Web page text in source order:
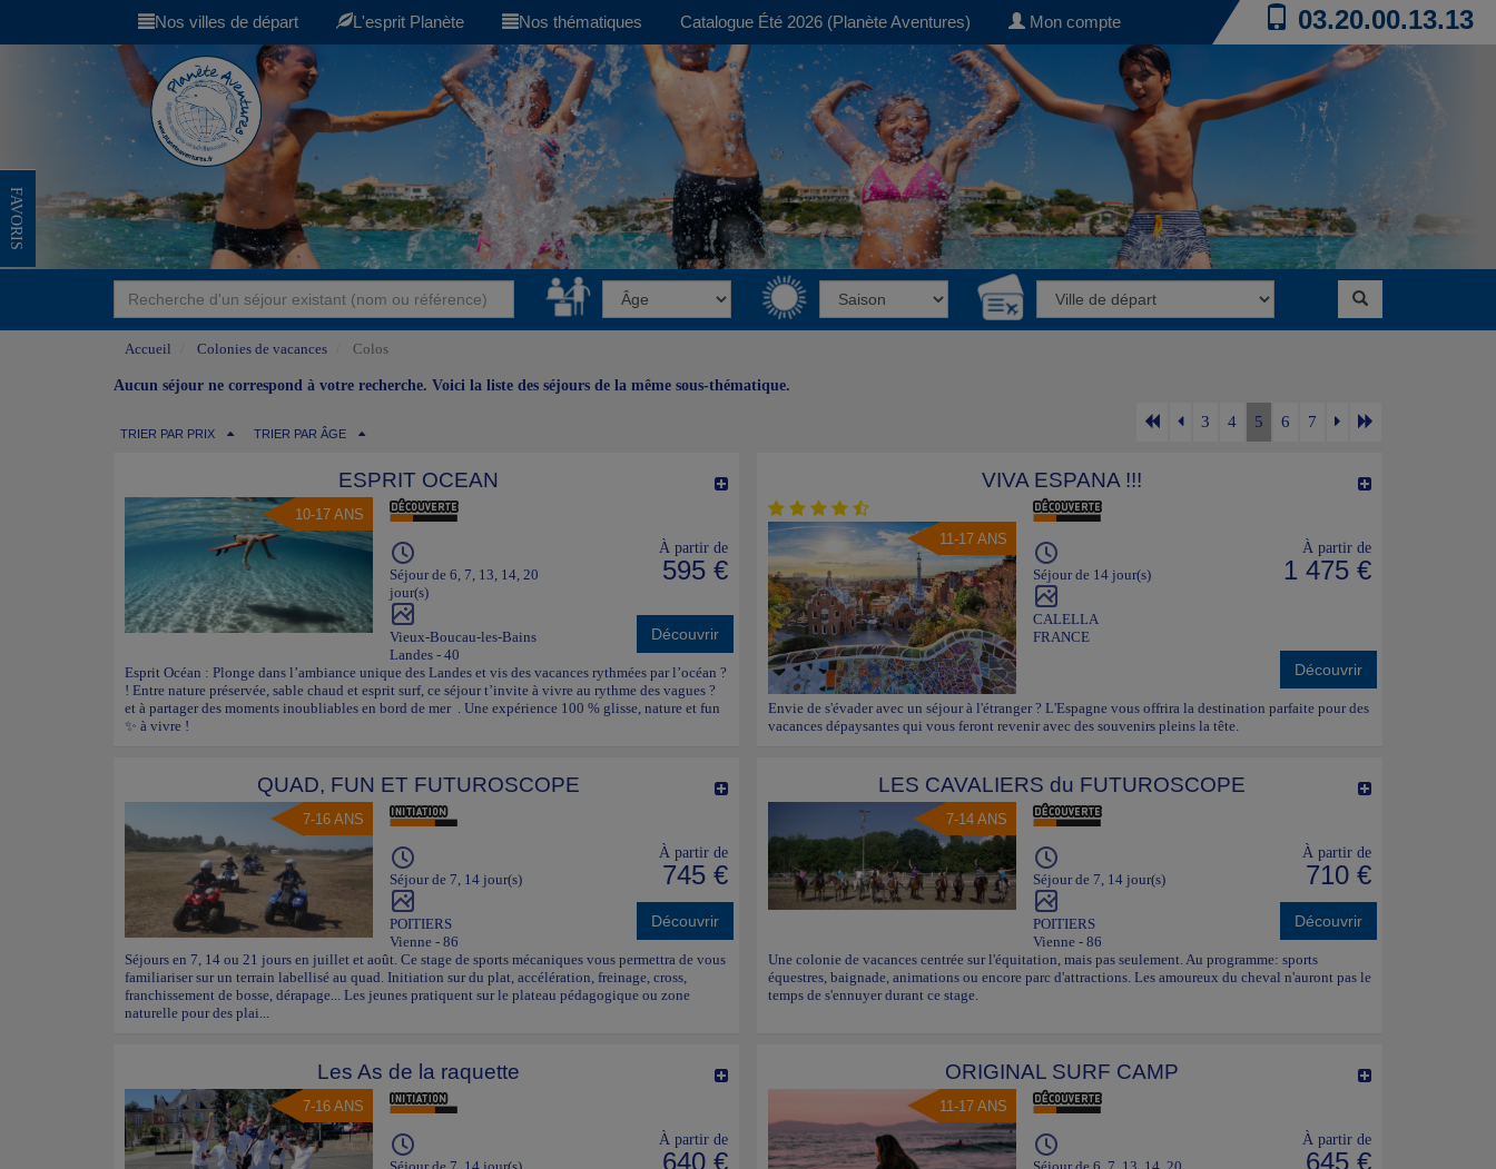
Nos villes de départ L'esprit Planète Nos thématiques Catalogue Été 2026 (Planète Aventures) Mon compte 03.20.00.13.13
FAVORIS
Accueil Colonies de vacances Colos
Aucun séjour ne correspond à votre recherche. Voici la liste des séjours de la même sous-thématique.
TRIER PAR PRIX TRIER PAR ÂGE
3 4 5 6 7
ESPRIT OCEAN
10-17 ANS
Séjour de 6, 7, 13, 14, 20
jour(s)
Vieux-Boucau-les-Bains
Landes - 40
À partir de
595 €
Découvrir
Esprit Océan : Plonge dans l’ambiance unique des Landes et vis des vacances rythmées par l’océan ?
! Entre nature préservée, sable chaud et esprit surf, ce séjour t’invite à vivre au rythme des vagues ?
et à partager des moments inoubliables en bord de mer . Une expérience 100 % glisse, nature et fun
✨ à vivre !
VIVA ESPANA !!!
11-17 ANS
Séjour de 14 jour(s)
CALELLA
FRANCE
À partir de
1 475 €
Découvrir
Envie de s'évader avec un séjour à l'étranger ? L'Espagne vous offrira la destination parfaite pour des
vacances dépaysantes qui vous feront revenir avec des souvenirs pleins la tête.
QUAD, FUN ET FUTUROSCOPE
7-16 ANS
Séjour de 7, 14 jour(s)
POITIERS
Vienne - 86
À partir de
745 €
Découvrir
Séjours en 7, 14 ou 21 jours en juillet et août. Ce stage de sports mécaniques vous permettra de vous
familiariser sur un terrain labellisé au quad. Initiation sur du plat, accélération, freinage, cross,
franchissement de bosse, dérapage... Les jeunes pratiquent sur le plateau pédagogique ou zone
naturelle pour des plai...
LES CAVALIERS du FUTUROSCOPE
7-14 ANS
Séjour de 7, 14 jour(s)
POITIERS
Vienne - 86
À partir de
710 €
Découvrir
Une colonie de vacances centrée sur l'équitation, mais pas seulement. Au programme: sports
équestres, baignade, animations ou encore parc d'attractions. Les amoureux du cheval n'auront pas le
temps de s'ennuyer durant ce stage.
Les As de la raquette
7-16 ANS
À partir de
640 €
ORIGINAL SURF CAMP
11-17 ANS
À partir de
645 €